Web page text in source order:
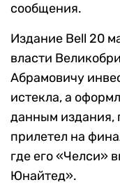
сообщения.
Издание Bell 20
власти
Абрамовичу
истекла, а
данным издания,
прилетел на
где его «Челси»
Юнайтед».